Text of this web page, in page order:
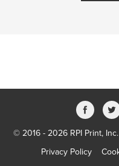
© 2016 - 2026 RPI Print, Inc.
Privacy Policy